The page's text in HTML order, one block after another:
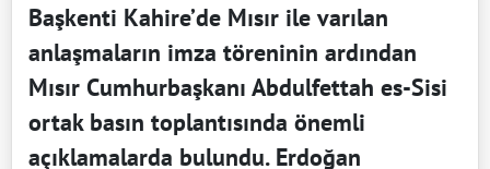
Başkenti Kahire’de Mısır ile varılan
anlaşmaların imza töreninin ardından
Mısır Cumhurbaşkanı Abdulfettah es-Sisi
ortak basın toplantısında önemli
açıklamalarda bulundu. Erdoğan